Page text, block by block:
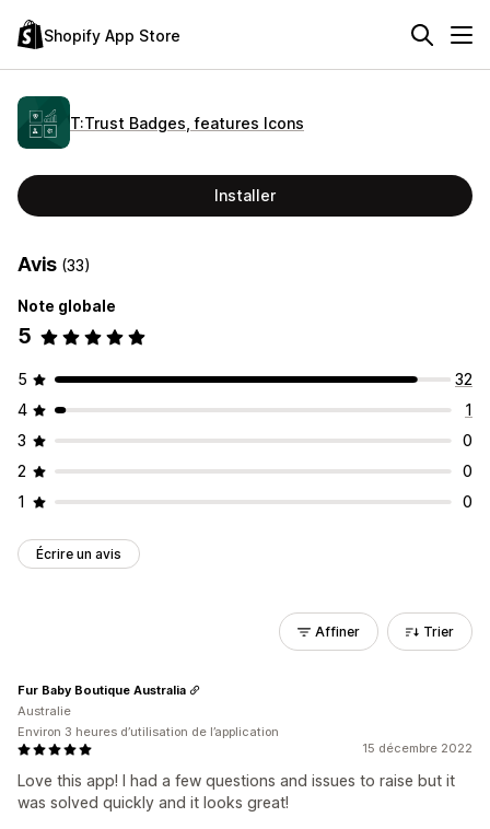
Shopify App Store
T:Trust Badges, features Icons
Installer
Avis (33)
Note globale
5
5
32
4
1
3
0
2
0
1
0
Écrire un avis
Affiner Trier
15 décembre 2022
Love this app! I had a few questions and issues to raise but it
was solved quickly and it looks great!
Fur Baby Boutique Australia
Australie
Environ 3 heures d’utilisation de l’application